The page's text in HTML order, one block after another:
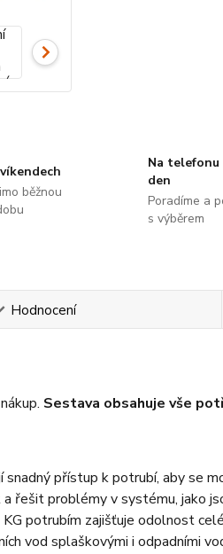
běžnou
Na telefonu
den
Poradíme a
s výběrem
Hodnocení
Sestava obsahuje vše
snadný přístup k potrubí, aby se
řešit problémy v systému, jako
potrubím zajišťuje odolnost
vod splaškovými i odpadními